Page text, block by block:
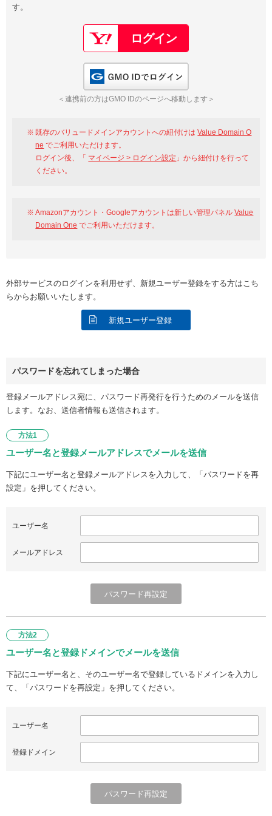
Google
GMO ID Amazon
※AmazonはValue Domain Oneのログイン画面へ遷移します
以下でも登録可能
Google Yahoo!
GMO ID
す。
＜連携前の方はGMO IDのページへ移動します＞
既存のバリュードメインアカウントへの紐付けはValue Domain O
ne でご利用いただけます。
ログイン後、「 マイページ > ログイン設定 」から紐付けを行って
ください。
Amazonアカウント・Googleアカウントは新しい管理パネルValue
Domain One でご利用いただけます。
外部サービスのログインを利用せず、新規ユーザー登録をする方はこち
らからお願いいたします。
新規ユーザー登録
パスワードを忘れてしまった場合
登録メールアドレス宛に、パスワード再発行を行うためのメールを送信
します。なお、送信者情報も送信されます。
方法1
ユーザー名と登録メールアドレスでメールを送信
下記にユーザー名と登録メールアドレスを入力して、「パスワードを再
設定」を押してください。
ユーザー名
メールアドレス
方法2
ユーザー名と登録ドメインでメールを送信
下記にユーザー名と、そのユーザー名で登録しているドメインを入力し
て、「パスワードを再設定」を押してください。
ユーザー名
登録ドメイン